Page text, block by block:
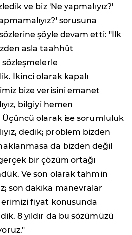
ve biz 'Ne yapmalıyız?'
sorusuna
şöyle devam etti: "İlk
asla taahhüt
sözleşmelerle
İkinci olarak kapalı
bize verisini emanet
bilgiyi hemen
Üçüncü olarak ise sorumluluk
dedik; problem bizden
da bizden değil
bir çözüm ortağı
Ve son olarak tahmin
son dakika manevralar
fiyat konusunda
8 yıldır da bu sözümüzü